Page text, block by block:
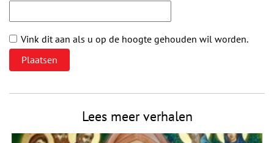
Vink dit aan als u op de hoogte gehouden wil worden.
Lees meer verhalen